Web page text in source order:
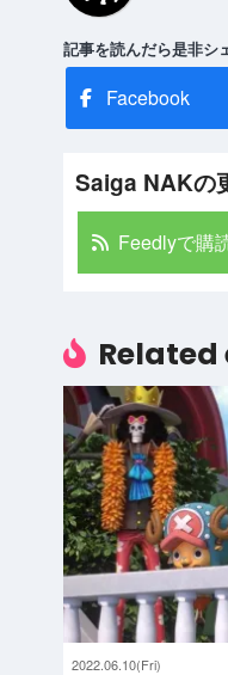
記事を読んだら是非シ
Facebook
Saiga NAKの
Feedlyで購
2022.06.10(Fri)